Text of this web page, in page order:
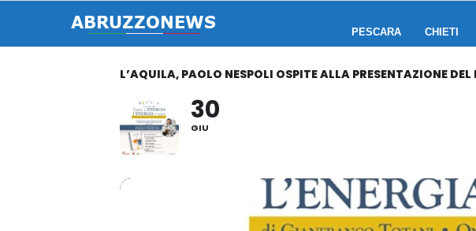
PESCARA CHIETI
L’AQUILA, PAOLO NESPOLI OSPITE ALLA PRESENTAZIONE
30
GIU